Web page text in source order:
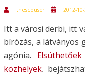
| thescouser
Posted
| 2012-
Itt a városi derbi, itt
bírózás, a látványos
agónia.
közhelyek,